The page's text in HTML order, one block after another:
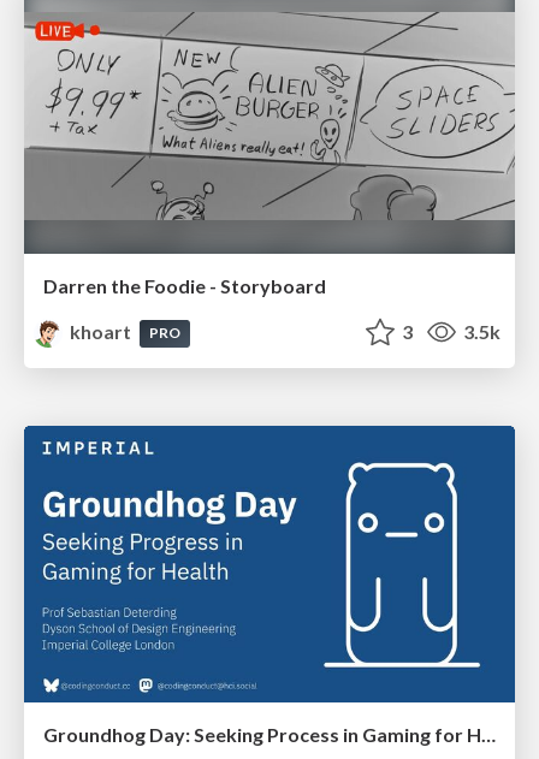
Darren the Foodie - Storyboard
khoart
PRO 3 3.5k
Groundhog Day: Seeking Process in Gaming for Health